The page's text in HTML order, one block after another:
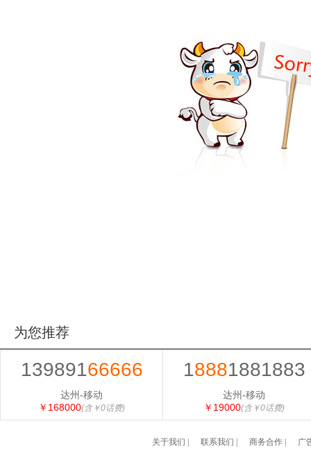
为您推荐
13989166666
达州-移动
￥168000(含￥0话费)
18881881883
达州-移动
￥19000(含￥0话费)
关于我们 联系我们 商务合作| 广